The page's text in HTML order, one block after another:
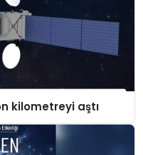
kilometreyi aştı